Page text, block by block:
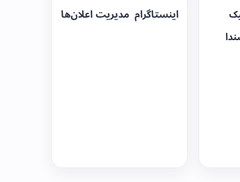
اینستاگرام مدیریت اعلان‌ها